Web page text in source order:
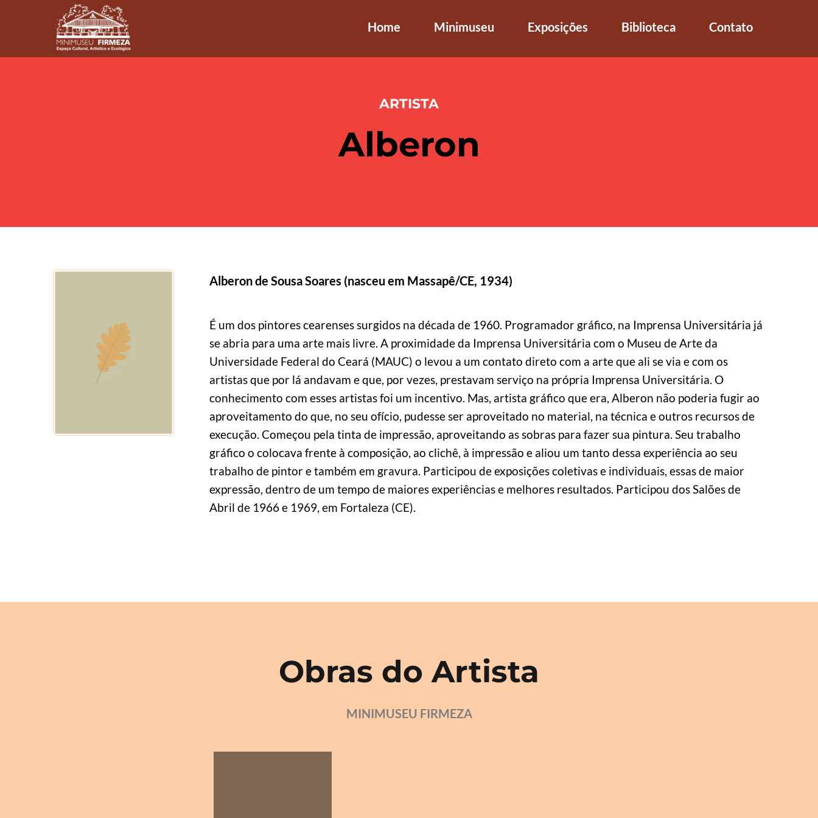
Home Minimuseu Exposições Biblioteca Contato
ARTISTA
Alberon
Alberon de Sousa Soares (nasceu em Massapê/CE, 1934)
É um dos pintores cearenses surgidos na década de 1960. Programador gráfico, na Imprensa Universitária já
se abria para uma arte mais livre. A proximidade da Imprensa Universitária com o Museu de Arte da
Universidade Federal do Ceará (MAUC) o levou a um contato direto com a arte que ali se via e com os
artistas que por lá andavam e que, por vezes, prestavam serviço na própria Imprensa Universitária. O
conhecimento com esses artistas foi um incentivo. Mas, artista gráfico que era, Alberon não poderia fugir ao
aproveitamento do que, no seu ofício, pudesse ser aproveitado no material, na técnica e outros recursos de
execução. Começou pela tinta de impressão, aproveitando as sobras para fazer sua pintura. Seu trabalho
gráfico o colocava frente à composição, ao clichê, à impressão e aliou um tanto dessa experiência ao seu
trabalho de pintor e também em gravura. Participou de exposições coletivas e individuais, essas de maior
expressão, dentro de um tempo de maiores experiências e melhores resultados. Participou dos Salões de
Abril de 1966 e 1969, em Fortaleza (CE).
Obras do Artista
MINIMUSEU FIRMEZA